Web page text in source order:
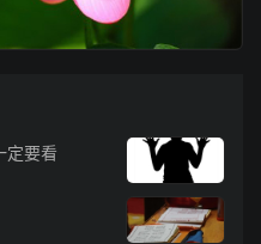
定要看